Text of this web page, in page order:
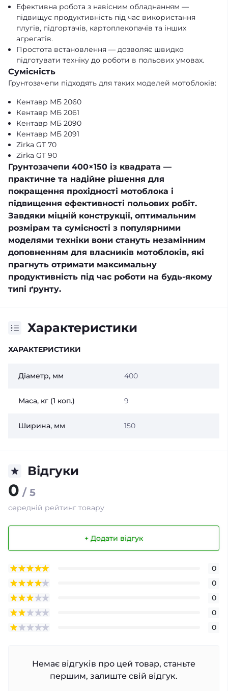
Ефективна робота з навісним обладнанням —
підвищує продуктивність під час використання
плугів, підгортачів, картоплекопачів та інших
агрегатів.
Простота встановлення — дозволяє швидко
підготувати техніку до роботи в польових умовах.
Сумісність
Грунтозачепи підходять для таких моделей мотоблоків:
Кентавр МБ 2060
Кентавр МБ 2061
Кентавр МБ 2090
Кентавр МБ 2091
Zirka GT 70
Zirka GT 90
Грунтозачепи 400×150 із квадрата —
практичне та надійне рішення для
покращення прохідності мотоблока і
підвищення ефективності польових робіт.
Завдяки міцній конструкції, оптимальним
розмірам та сумісності з популярними
моделями техніки вони стануть незамінним
доповненням для власників мотоблоків, які
прагнуть отримати максимальну
продуктивність під час роботи на будь-якому
типі ґрунту.
Характеристики
ХАРАКТЕРИСТИКИ
Діаметр, мм 400
Маса, кг (1 коп.) 9
Ширина, мм 150
Відгуки
0 / 5
середній рейтинг товару
+ Додати відгук
0
0
0
0
0
Немає відгуків про цей товар, станьте
першим, залиште свій відгук.